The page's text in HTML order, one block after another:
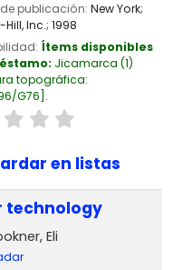
publicación: New York;
Inc.; 1998
Ítems disponibles
Jicamarca (1)
topográfica:
G76 .
en listas
technology
Eli